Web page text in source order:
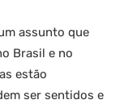
assunto que
Brasil e no
estão
ser sentidos e